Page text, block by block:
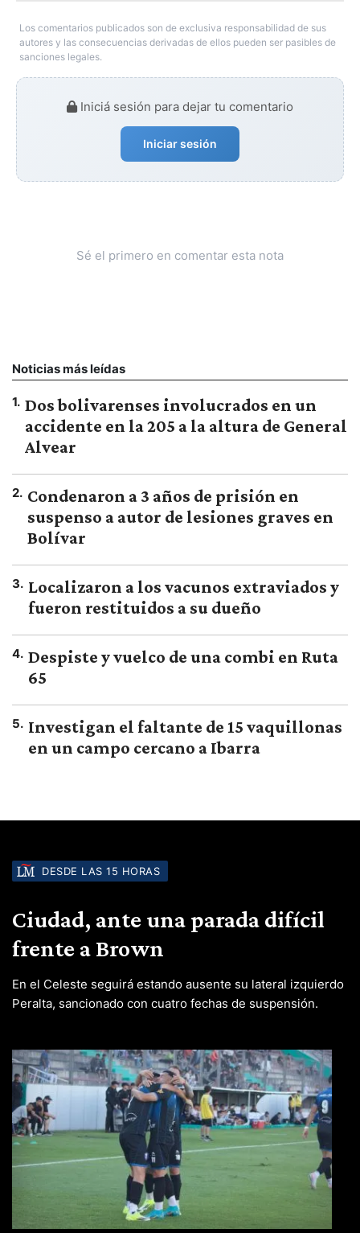
Los comentarios publicados son de exclusiva responsabilidad de sus
autores y las consecuencias derivadas de ellos pueden ser pasibles de
sanciones legales.
Iniciá sesión para dejar tu comentario
Iniciar sesión
Sé el primero en comentar esta nota
Noticias más leídas
1. Dos bolivarenses involucrados en un
accidente en la 205 a la altura de General
Alvear
2. Condenaron a 3 años de prisión en
suspenso a autor de lesiones graves en
Bolívar
3. Localizaron a los vacunos extraviados y
fueron restituidos a su dueño
4. Despiste y vuelco de una combi en Ruta
65
5. Investigan el faltante de 15 vaquillonas
en un campo cercano a Ibarra
DESDE LAS 15 HORAS
Ciudad, ante una parada difícil
frente a Brown
En el Celeste seguirá estando ausente su lateral izquierdo
Peralta, sancionado con cuatro fechas de suspensión.